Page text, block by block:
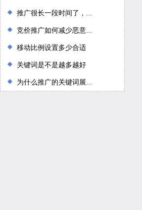
推广很长一段时间了，...
竞价推广如何减少恶意...
移动比例设置多少合适
关键词是不是越多越好
为什么推广的关键词展...